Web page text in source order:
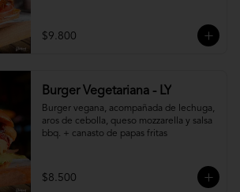
$9.800
Burger Vegetariana - LY
Burger vegana, acompañada de lechuga,
aros de cebolla, queso mozzarella y salsa
bbq. + canasto de papas fritas
$8.500